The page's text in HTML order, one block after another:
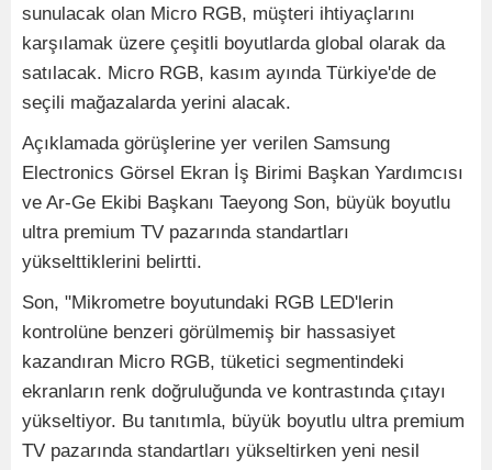
sunulacak olan Micro RGB, müşteri ihtiyaçlarını
karşılamak üzere çeşitli boyutlarda global olarak da
satılacak. Micro RGB, kasım ayında Türkiye'de de
seçili mağazalarda yerini alacak.
Açıklamada görüşlerine yer verilen Samsung
Electronics Görsel Ekran İş Birimi Başkan Yardımcısı
ve Ar-Ge Ekibi Başkanı Taeyong Son, büyük boyutlu
ultra premium TV pazarında standartları
yükselttiklerini belirtti.
Son, "Mikrometre boyutundaki RGB LED'lerin
kontrolüne benzeri görülmemiş bir hassasiyet
kazandıran Micro RGB, tüketici segmentindeki
ekranların renk doğruluğunda ve kontrastında çıtayı
yükseltiyor. Bu tanıtımla, büyük boyutlu ultra premium
TV pazarında standartları yükseltirken yeni nesil